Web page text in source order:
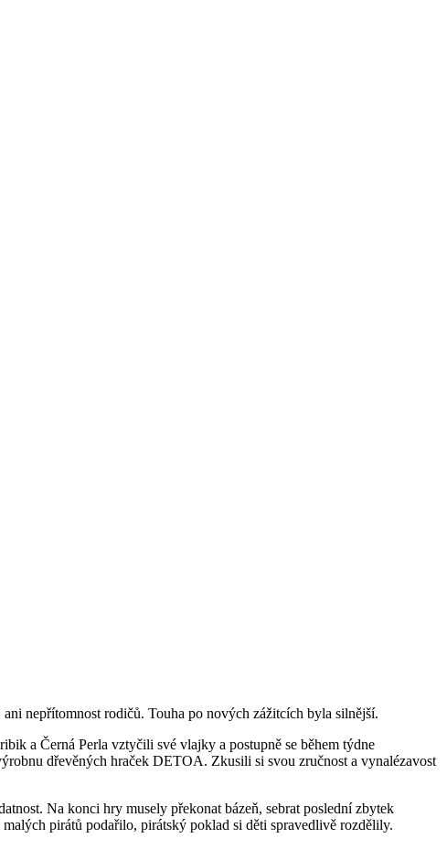
nepřítomnost rodičů. Touha po nových zážitcích byla silnější.
a Černá Perla vztyčili své vlajky a postupně se během týdne
dřevěných hraček DETOA. Zkusili si svou zručnost a vynalézavost
Na konci hry musely překonat bázeň, sebrat poslední zbytek
pirátů podařilo, pirátský poklad si děti spravedlivě rozdělily.